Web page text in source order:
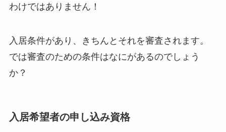
わけではありません！
入居条件があり、きちんとそれを審査されます。
では審査のための条件はなにがあるのでしょう
か？
入居希望者の申し込み資格